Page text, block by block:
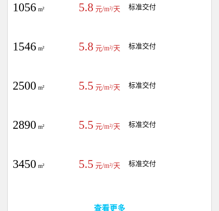
1056 m² 5.8 元/m²/天 标准交付
1546 m² 5.8 元/m²/天 标准交付
2500 m² 5.5 元/m²/天 标准交付
2890 m² 5.5 元/m²/天 标准交付
3450 m² 5.5 元/m²/天 标准交付
查看更多